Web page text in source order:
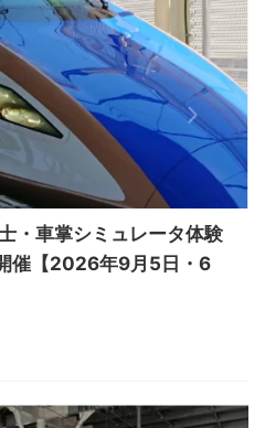
・車掌シミュレータ体験
催【2026年9月5日・6